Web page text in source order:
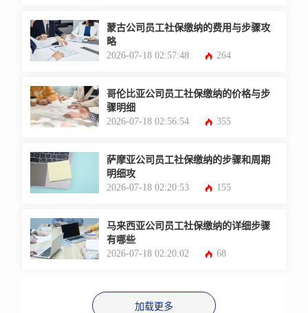
蒙古公司员工社保缴纳的费用与步骤攻
略
2026-07-18 02:57:48 264
哥伦比亚公司员工社保缴纳的价格与步
骤明细
2026-07-18 02:56:54 355
萨摩亚公司员工社保缴纳的步骤和周期
明细攻
2026-07-18 02:20:53 155
马来西亚公司员工社保缴纳的详细步骤
有哪些
2026-07-18 02:20:02 68
加载更多